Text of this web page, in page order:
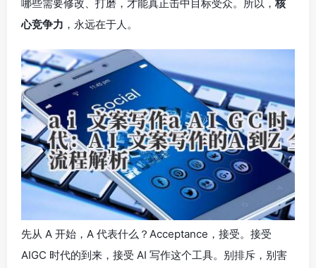
哪些需要修改、打磨，才能真正击中目标受众。所以， 核
心竞争力 ，永远在于人。
先从 A 开始，A 代表什么？Acceptance，接受。接受
AIGC 时代的到来，接受 AI 写作这个工具。别排斥，别害